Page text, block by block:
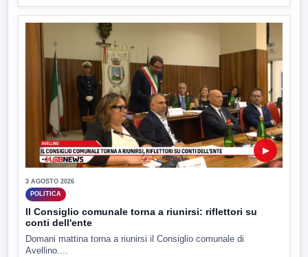
▶
3 AGOSTO 2026
POLITICA
Il Consiglio comunale torna a riunirsi: riflettori su
conti dell'ente
Domani mattina torna a riunirsi il Consiglio comunale di
Avellino....